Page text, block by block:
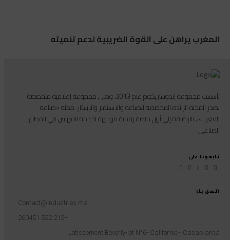
المغرب يراهن على القوة الضريبية لدعم تنميته
اتصل بنا
Contact@industries.ma
+212 522 260451
Lotissement Beverly-lot N°6- Californie - Casablanca
تأسست مجموعة إندوستريكوم عام 2013، وهي مجموعة إعلامية متخصصة
تصدر المجلة الرائدة المخصصة للصناعة والاستثمار والابتكار: مجلة «صناعة
المغرب»، بالإضافة إلى أول منصة رقمية موجهة لخدمة المهنيين في القطاع
الصناعي.
تابعونا على